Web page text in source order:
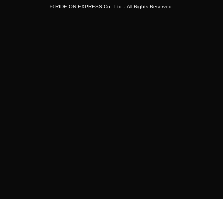
© RIDE ON EXPRESS Co., Ltd．All Rights Reserved.